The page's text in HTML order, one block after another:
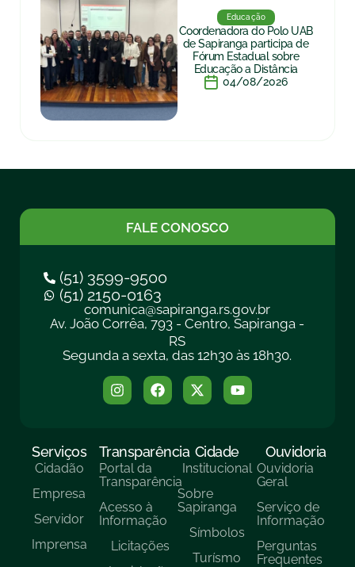
Educação
Coordenadora do Polo UAB
de Sapiranga participa de
Fórum Estadual sobre
Educação a Distância
04/08/2026
FALE CONOSCO
(51) 3599-9500
(51) 2150-0163
comunica@sapiranga.rs.gov.br
Av. João Corrêa, 793 - Centro, Sapiranga -
RS
Segunda a sexta, das 12h30 às 18h30.
Serviços
Cidadão
Empresa
Servidor
Imprensa
Transparência
Portal da
Transparência
Acesso à
Informação
Licitações
Cidade
Institucional
Sobre
Sapiranga
Símbolos
Turísmo
Ouvidoria
Ouvidoria
Geral
Serviço de
Informação
Perguntas
Frequentes